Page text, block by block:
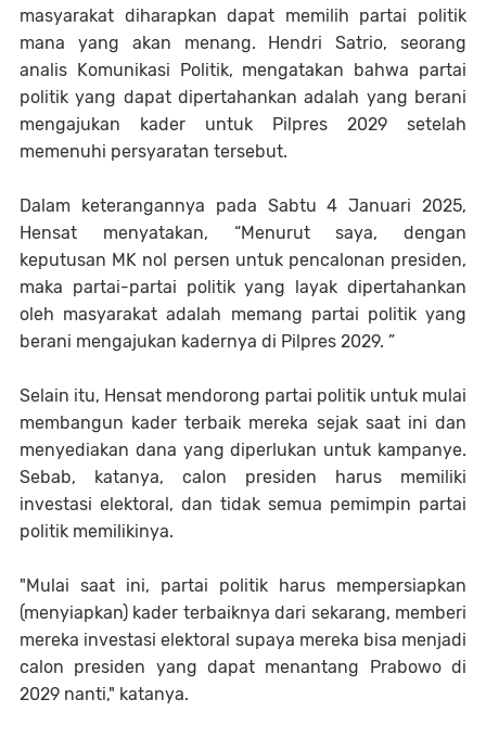
masyarakat diharapkan dapat memilih partai politik
mana yang akan menang. Hendri Satrio, seorang
analis Komunikasi Politik, mengatakan bahwa partai
politik yang dapat dipertahankan adalah yang berani
mengajukan kader untuk Pilpres 2029 setelah
memenuhi persyaratan tersebut.
Dalam keterangannya pada Sabtu 4 Januari 2025,
Hensat menyatakan, “Menurut saya, dengan
keputusan MK nol persen untuk pencalonan presiden,
maka partai-partai politik yang layak dipertahankan
oleh masyarakat adalah memang partai politik yang
berani mengajukan kadernya di Pilpres 2029. ”
Selain itu, Hensat mendorong partai politik untuk mulai
membangun kader terbaik mereka sejak saat ini dan
menyediakan dana yang diperlukan untuk kampanye.
Sebab, katanya, calon presiden harus memiliki
investasi elektoral, dan tidak semua pemimpin partai
politik memilikinya.
"Mulai saat ini, partai politik harus mempersiapkan
(menyiapkan) kader terbaiknya dari sekarang, memberi
mereka investasi elektoral supaya mereka bisa menjadi
calon presiden yang dapat menantang Prabowo di
2029 nanti," katanya.